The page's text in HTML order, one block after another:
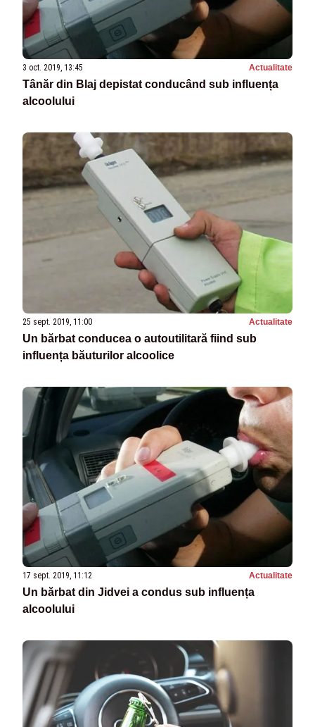
3 oct. 2019, 13:45 Actualitate
Tânăr din Blaj depistat conducând sub influența
alcoolului
25 sept. 2019, 11:00 Actualitate
Un bărbat conducea o autoutilitară fiind sub
influența băuturilor alcoolice
17 sept. 2019, 11:12 Actualitate
Un bărbat din Jidvei a condus sub influența
alcoolului